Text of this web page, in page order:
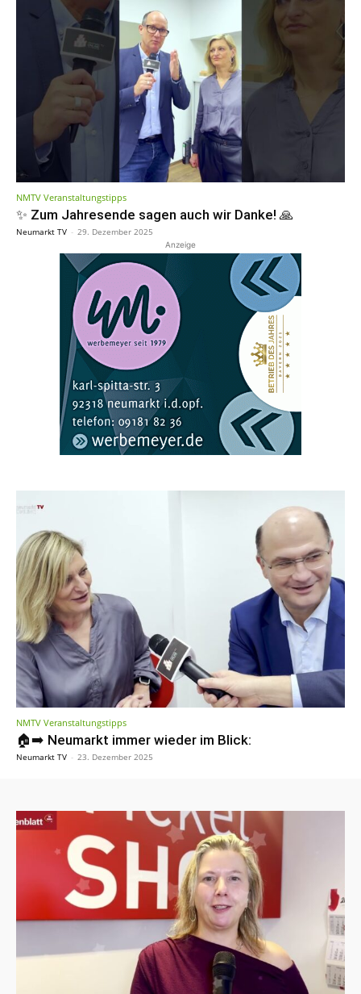
NMTV Veranstaltungstipps
✨ Zum Jahresende sagen auch wir Danke! 🙏
Neumarkt TV - 29. Dezember 2025
Anzeige
NMTV Veranstaltungstipps
🏠➡️ Neumarkt immer wieder im Blick:
Neumarkt TV - 23. Dezember 2025